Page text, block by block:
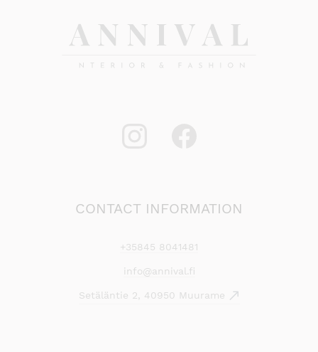
CONTACT INFORMATION
+35845 8041481
info@annival.fi
Setäläntie 2, 40950 Muurame